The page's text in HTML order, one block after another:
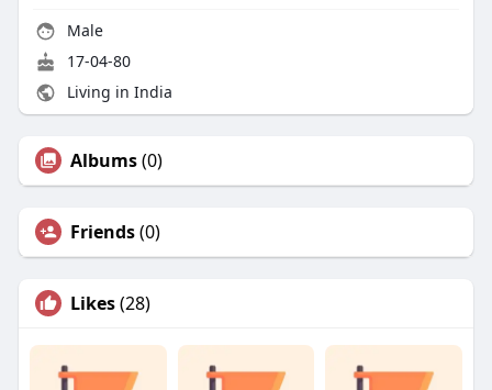
Male
17-04-80
Living in India
Albums(0)
Friends(0)
Likes(28)